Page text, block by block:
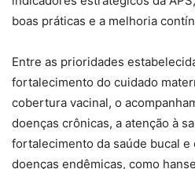
boas práticas e a melhoria
Entre as prioridades
fortalecimento do cuidado
cobertura vacinal, o
doenças crônicas, a atenção à
fortalecimento da saúde bucal
doenças endêmicas, como